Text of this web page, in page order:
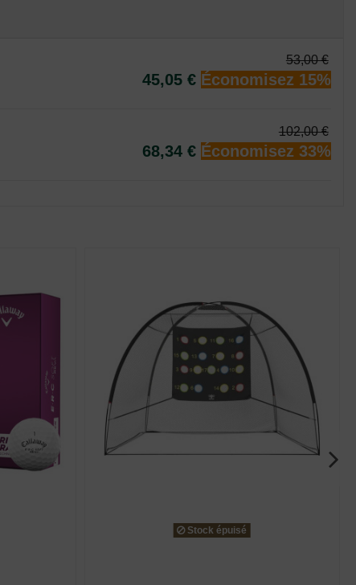
53,00 €
45,05 € Économisez 15%
102,00 €
68,34 € Économisez 33%
Stock épuisé